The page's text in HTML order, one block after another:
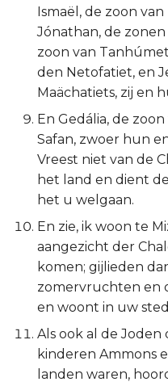
Openbaring
Ismaël, de zoon
Jónathan, de zonen
zoon van
den Netofatiet, en
Maächatiets, zij en
En Gedália, de
Safan, zwoer hun
Vreest niet van de
het land en dient
het u welgaan.
En zie, ik woon te
aangezicht der
komen; gijlieden
zomervruchten en
en woont in uw
Als ook al de Joden
kinderen Ammons
landen waren,